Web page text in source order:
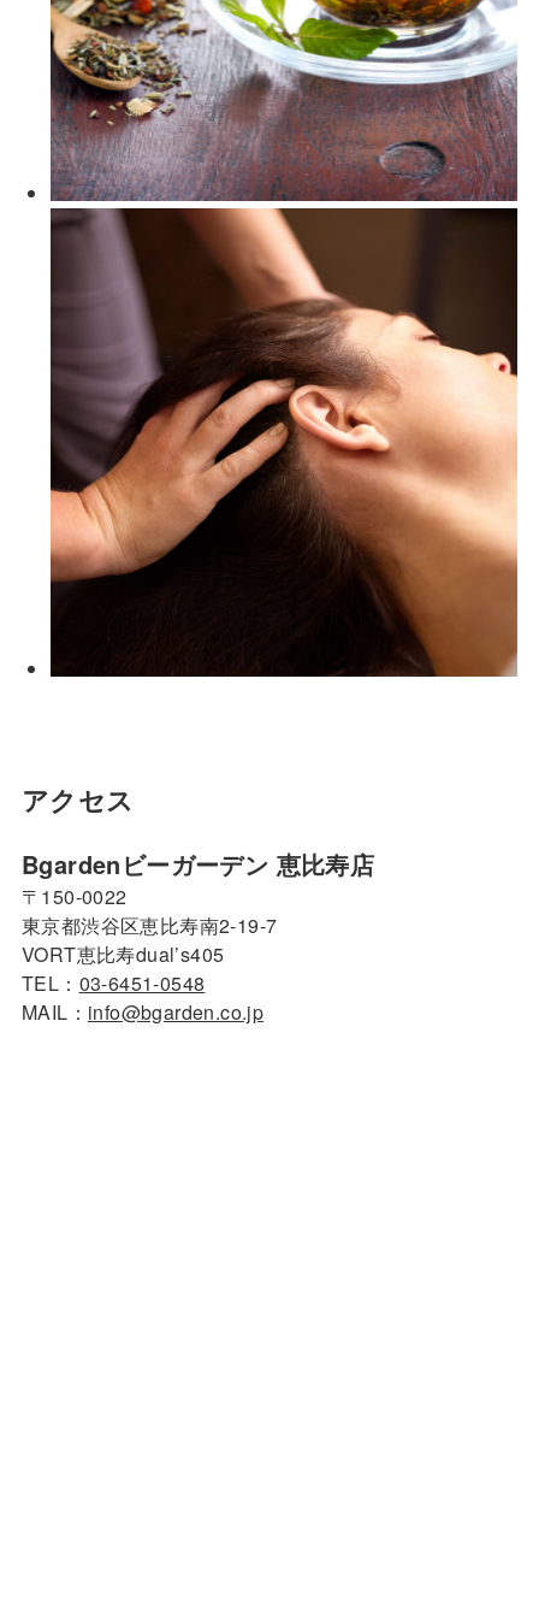
アクセス
Bgardenビーガーデン 恵比寿店
〒150-0022
東京都渋谷区恵比寿南2-19-7
VORT恵比寿dual’s405
TEL： 03-6451-0548
MAIL： info@bgarden.co.jp